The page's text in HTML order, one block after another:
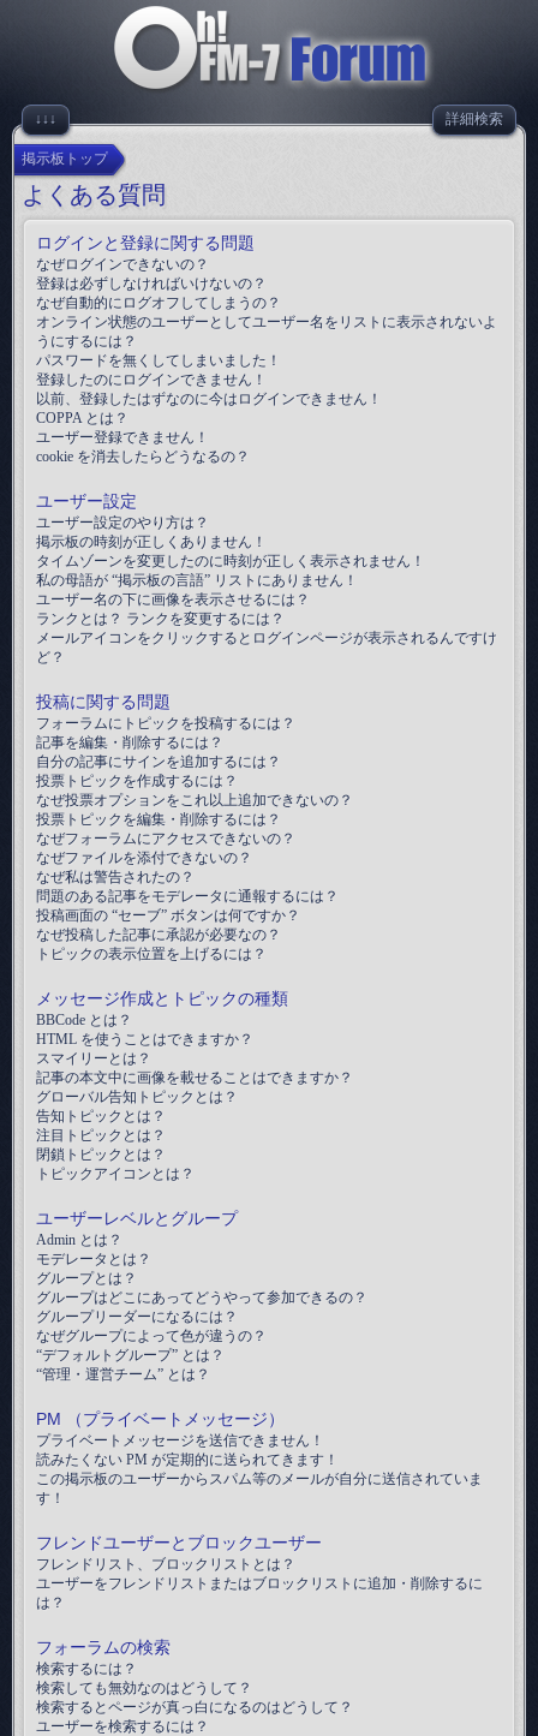
↓↓↓ 詳細検索
掲示板トップ
よくある質問
ログインと登録に関する問題
なぜログインできないの？
登録は必ずしなければいけないの？
なぜ自動的にログオフしてしまうの？
オンライン状態のユーザーとしてユーザー名をリストに表示されないよ
うにするには？
パスワードを無くしてしまいました！
登録したのにログインできません！
以前、登録したはずなのに今はログインできません！
COPPA とは？
ユーザー登録できません！
cookie を消去したらどうなるの？
ユーザー設定
ユーザー設定のやり方は？
掲示板の時刻が正しくありません！
タイムゾーンを変更したのに時刻が正しく表示されません！
私の母語が “掲示板の言語” リストにありません！
ユーザー名の下に画像を表示させるには？
ランクとは？ ランクを変更するには？
メールアイコンをクリックするとログインページが表示されるんですけ
ど？
投稿に関する問題
フォーラムにトピックを投稿するには？
記事を編集・削除するには？
自分の記事にサインを追加するには？
投票トピックを作成するには？
なぜ投票オプションをこれ以上追加できないの？
投票トピックを編集・削除するには？
なぜフォーラムにアクセスできないの？
なぜファイルを添付できないの？
なぜ私は警告されたの？
問題のある記事をモデレータに通報するには？
投稿画面の “セーブ” ボタンは何ですか？
なぜ投稿した記事に承認が必要なの？
トピックの表示位置を上げるには？
メッセージ作成とトピックの種類
BBCode とは？
HTML を使うことはできますか？
スマイリーとは？
記事の本文中に画像を載せることはできますか？
グローバル告知トピックとは？
告知トピックとは？
注目トピックとは？
閉鎖トピックとは？
トピックアイコンとは？
ユーザーレベルとグループ
Admin とは？
モデレータとは？
グループとは？
グループはどこにあってどうやって参加できるの？
グループリーダーになるには？
なぜグループによって色が違うの？
“デフォルトグループ” とは？
“管理・運営チーム” とは？
PM （プライベートメッセージ）
プライベートメッセージを送信できません！
読みたくない PM が定期的に送られてきます！
この掲示板のユーザーからスパム等のメールが自分に送信されていま
す！
フレンドユーザーとブロックユーザー
フレンドリスト、ブロックリストとは？
ユーザーをフレンドリストまたはブロックリストに追加・削除するに
は？
フォーラムの検索
検索するには？
検索しても無効なのはどうして？
検索するとページが真っ白になるのはどうして？
ユーザーを検索するには？